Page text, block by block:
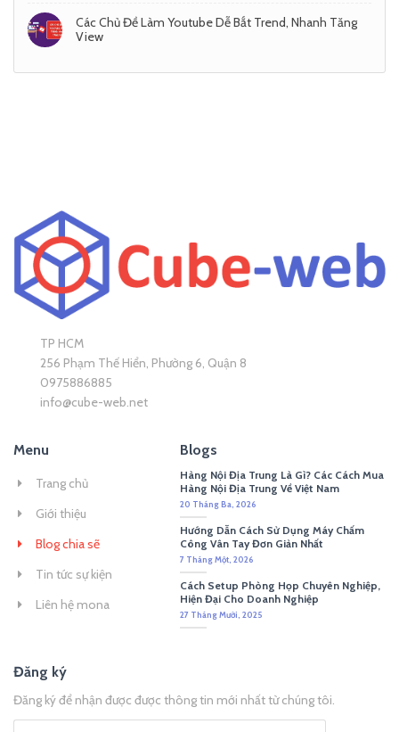
Các Chủ Đề Làm Youtube Dễ Bắt Trend, Nhanh Tăng
View
TP HCM
256 Phạm Thế Hiển, Phường 6, Quận 8
0975886885
info@cube-web.net
Menu
Trang chủ
Giới thiệu
Blog chia sẽ
Tin tức sự kiện
Liên hệ mona
Blogs
Hàng Nội Địa Trung Là Gì? Các Cách Mua
Hàng Nội Địa Trung Về Việt Nam
20 Tháng Ba, 2026
Hướng Dẫn Cách Sử Dụng Máy Chấm
Công Vân Tay Đơn Giản Nhất
7 Tháng Một, 2026
Cách Setup Phòng Họp Chuyên Nghiệp,
Hiện Đại Cho Doanh Nghiệp
27 Tháng Mười, 2025
Đăng ký
Đăng ký để nhận được được thông tin mới nhất từ chúng tôi.